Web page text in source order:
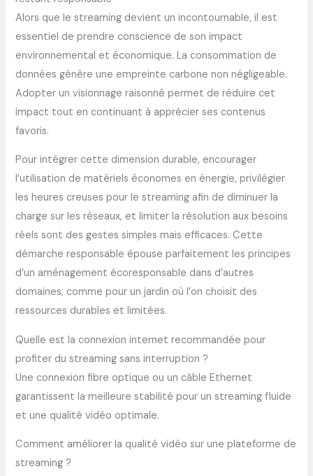
Alors que le streaming devient un incontournable, il est
essentiel de prendre conscience de son impact
environnemental et économique. La consommation de
données génère une empreinte carbone non négligeable.
Adopter un visionnage raisonné permet de réduire cet
impact tout en continuant à apprécier ses contenus
favoris.
Pour intégrer cette dimension durable, encourager
l’utilisation de matériels économes en énergie, privilégier
les heures creuses pour le streaming afin de diminuer la
charge sur les réseaux, et limiter la résolution aux besoins
réels sont des gestes simples mais efficaces. Cette
démarche responsable épouse parfaitement les principes
d’un aménagement écoresponsable dans d’autres
domaines, comme pour un jardin où l’on choisit des
ressources durables et limitées.
Quelle est la connexion internet recommandée pour
profiter du streaming sans interruption ?
Une connexion fibre optique ou un câble Ethernet
garantissent la meilleure stabilité pour un streaming fluide
et une qualité vidéo optimale.
Comment améliorer la qualité vidéo sur une plateforme de
streaming ?